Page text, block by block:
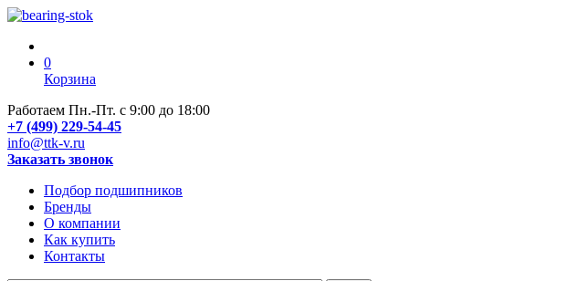
0
Корзина
Работаем Пн.-Пт. с 9:00 до 18:00
+7 (499) 229-54-45
info@ttk-v.ru
Заказать звонок
Подбор подшипников
Бренды
О компании
Как купить
Контакты